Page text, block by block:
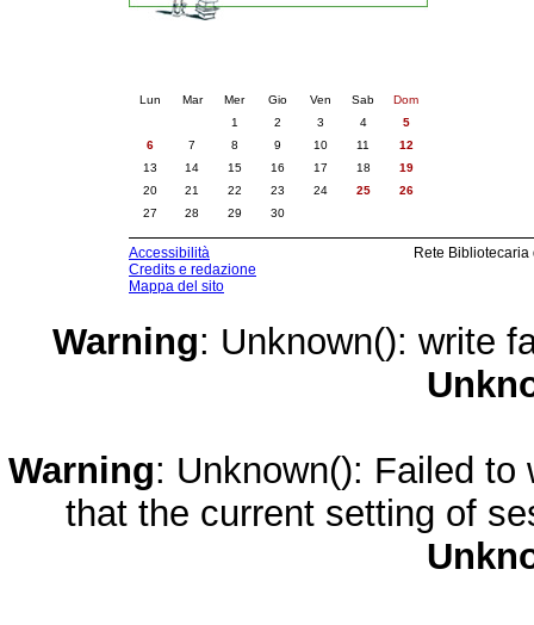
Lun Mar Mer Gio Ven Sab
Dom
1
2 3 4
5
6
7 8 9 10 11
12
13
14 15 16 17 18
19
20
21 22 23 24 25
26
27
28 29 30
Accessibilità
Credits e redazione
Mappa del sito
Rete
Warning: Unknown(): write
Warning: Unknown(): Failed
that the current setting of